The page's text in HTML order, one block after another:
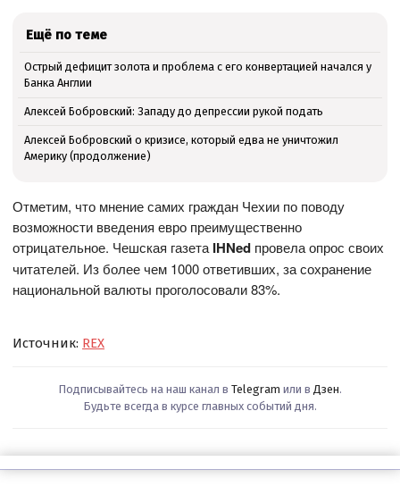
Ещё по теме
Острый дефицит золота и проблема с его конвертацией начался у
Банка Англии
Алексей Бобровский: Западу до депрессии рукой подать
Алексей Бобровский о кризисе, который едва не уничтожил
Америку (продолжение)
Отметим, что мнение самих граждан Чехии по поводу
возможности введения евро преимущественно
отрицательное. Чешская газета IHNed провела опрос своих
читателей. Из более чем 1000 ответивших, за сохранение
национальной валюты проголосовали 83%.
Источник: REX
Подписывайтесь на наш канал в Telegram или в Дзен.
Будьте всегда в курсе главных событий дня.